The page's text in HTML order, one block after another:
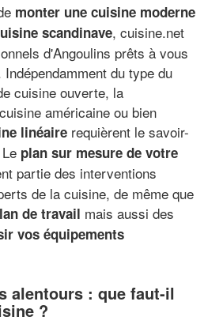
monter une cuisine moderne
scandinave, cuisine.net
d'Angoulins prêts à vous
du type du
cuisine ouverte, la
américaine ou bien
linéaire requièrent le savoir-
plan sur mesure de votre
partie des interventions
de la cuisine, de même que
de travail mais aussi des
vos équipements
alentours : que faut-il
?